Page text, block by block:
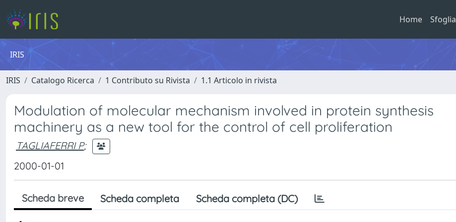
Home Sfoglia
IRIS
IRIS Catalogo Ricerca 1 Contributo su Rivista 1.1 Articolo in rivista
Modulation of molecular mechanism involved in protein synthesis
machinery as a new tool for the control of cell proliferation
TAGLIAFERRI P;
2000-01-01
Scheda breve Scheda completa Scheda completa (DC)